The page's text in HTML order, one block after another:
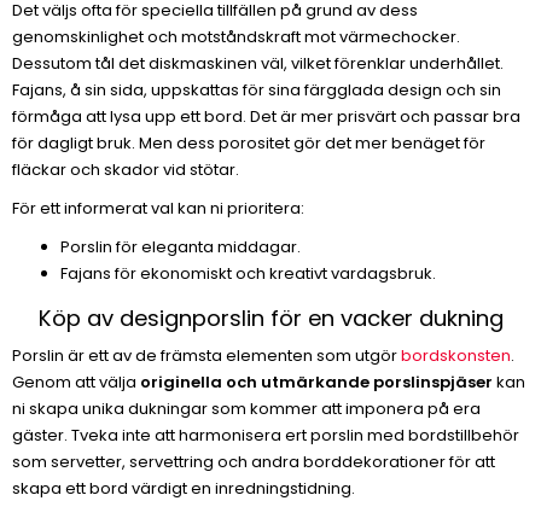
Det väljs ofta för speciella tillfällen på grund av dess
genomskinlighet och motståndskraft mot värmechocker.
Dessutom tål det diskmaskinen väl, vilket förenklar underhållet.
Fajans, å sin sida, uppskattas för sina färgglada design och sin
förmåga att lysa upp ett bord. Det är mer prisvärt och passar bra
för dagligt bruk. Men dess porositet gör det mer benäget för
fläckar och skador vid stötar.
För ett informerat val kan ni prioritera:
Porslin för eleganta middagar.
Fajans för ekonomiskt och kreativt vardagsbruk.
Köp av designporslin för en vacker dukning
Porslin är ett av de främsta elementen som utgörbordskonsten.
Genom att välja originella och utmärkande porslinspjäser kan
ni skapa unika dukningar som kommer att imponera på era
gäster. Tveka inte att harmonisera ert porslin med bordstillbehör
som servetter, servettring och andra borddekorationer för att
skapa ett bord värdigt en inredningstidning.